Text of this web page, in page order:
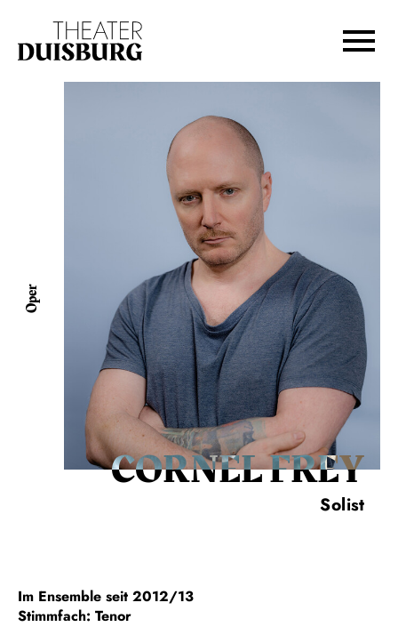
Zur Hauptnavigation springen
Zum Footer springen
Oper
CORNEL FREY
Solist
Im Ensemble seit 2012/13
Stimmfach: Tenor